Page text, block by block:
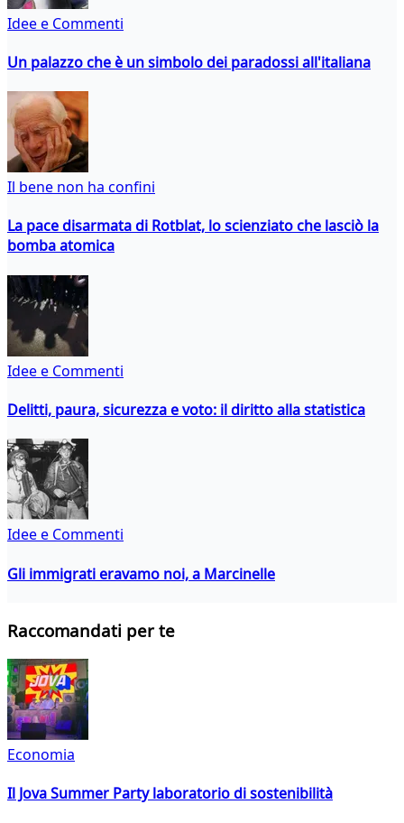
Idee e Commenti
Un palazzo che è un simbolo dei paradossi all'italiana
Il bene non ha confini
La pace disarmata di Rotblat, lo scienziato che lasciò la
bomba atomica
Idee e Commenti
Delitti, paura, sicurezza e voto: il diritto alla statistica
Idee e Commenti
Gli immigrati eravamo noi, a Marcinelle
Raccomandati per te
Economia
Il Jova Summer Party laboratorio di sostenibilità